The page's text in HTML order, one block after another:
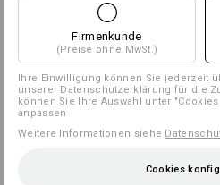
Firmenkunde
(Preise ohne MwSt.)
Ihre Einwilligung können Sie jederzeit
unserer Datenschutzerklärung für die
können Sie Ihre Auswahl unter
anpassen
Weitere Informationen siehe
Cookies